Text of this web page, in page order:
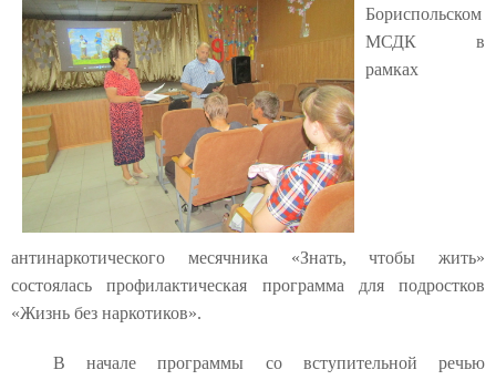
Бориспольском
МСДК в
рамках
антинаркотического месячника «Знать, чтобы жить»
состоялась профилактическая программа для подростков
«Жизнь без наркотиков».
В начале программы со вступительной речью